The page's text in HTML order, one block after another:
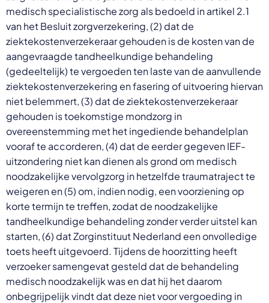
medisch specialistische zorg als bedoeld in artikel 2.1
van het Besluit zorgverzekering, (2) dat de
ziektekostenverzekeraar gehouden is de kosten van de
aangevraagde tandheelkundige behandeling
(gedeeltelijk) te vergoeden ten laste van de aanvullende
ziektekostenverzekering en fasering of uitvoering hiervan
niet belemmert, (3) dat de ziektekostenverzekeraar
gehouden is toekomstige mondzorg in
overeenstemming met het ingediende behandelplan
vooraf te accorderen, (4) dat de eerder gegeven IEF-
uitzondering niet kan dienen als grond om medisch
noodzakelijke vervolgzorg in hetzelfde traumatraject te
weigeren en (5) om, indien nodig, een voorziening op
korte termijn te treffen, zodat de noodzakelijke
tandheelkundige behandeling zonder verder uitstel kan
starten, (6) dat Zorginstituut Nederland een onvolledige
toets heeft uitgevoerd. Tijdens de hoorzitting heeft
verzoeker samengevat gesteld dat de behandeling
medisch noodzakelijk was en dat hij het daarom
onbegrijpelijk vindt dat deze niet voor vergoeding in